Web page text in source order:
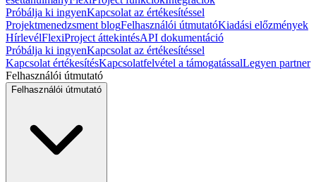
Próbálja ki ingyenKapcsolat az értékesítéssel
Projektmenedzsment blogFelhasználói útmutatóKiadási előzmények
HírlevélFlexiProject áttekintésAPI dokumentáció
Próbálja ki ingyenKapcsolat az értékesítéssel
Kapcsolat értékesítésKapcsolatfelvétel a támogatássalLegyen partner
Felhasználói útmutató
Felhasználói útmutató